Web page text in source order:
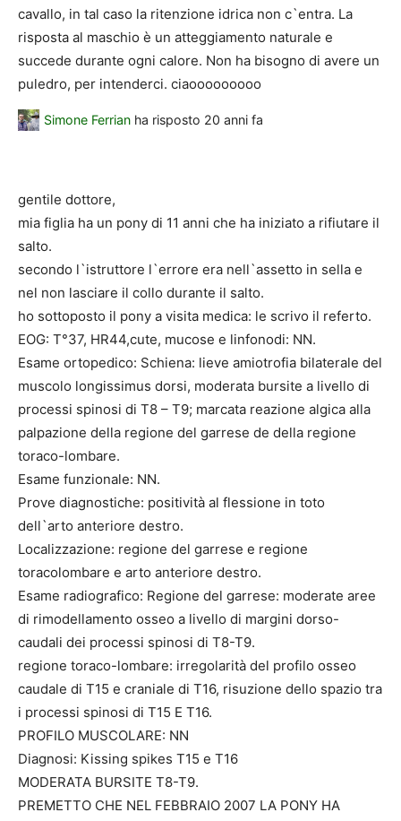
cavallo, in tal caso la ritenzione idrica non c`entra. La
risposta al maschio è un atteggiamento naturale e
succede durante ogni calore. Non ha bisogno di avere un
puledro, per intenderci. ciaooooooooo
Simone Ferrian ha risposto 20 anni fa
gentile dottore,
mia figlia ha un pony di 11 anni che ha iniziato a rifiutare il
salto.
secondo l`istruttore l`errore era nell`assetto in sella e
nel non lasciare il collo durante il salto.
ho sottoposto il pony a visita medica: le scrivo il referto.
EOG: T°37, HR44,cute, mucose e linfonodi: NN.
Esame ortopedico: Schiena: lieve amiotrofia bilaterale del
muscolo longissimus dorsi, moderata bursite a livello di
processi spinosi di T8 – T9; marcata reazione algica alla
palpazione della regione del garrese de della regione
toraco-lombare.
Esame funzionale: NN.
Prove diagnostiche: positività al flessione in toto
dell`arto anteriore destro.
Localizzazione: regione del garrese e regione
toracolombare e arto anteriore destro.
Esame radiografico: Regione del garrese: moderate aree
di rimodellamento osseo a livello di margini dorso-
caudali dei processi spinosi di T8-T9.
regione toraco-lombare: irregolarità del profilo osseo
caudale di T15 e craniale di T16, risuzione dello spazio tra
i processi spinosi di T15 E T16.
PROFILO MUSCOLARE: NN
Diagnosi: Kissing spikes T15 e T16
MODERATA BURSITE T8-T9.
PREMETTO CHE NEL FEBBRAIO 2007 LA PONY HA